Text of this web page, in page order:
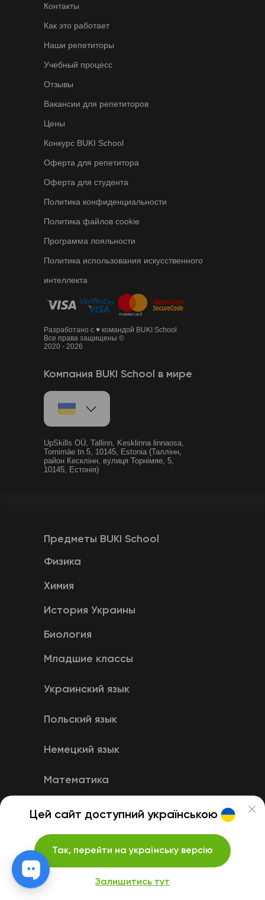
Контакты
Как это работает
Наши репетиторы
Учебный процесс
Отзывы
Вакансии для репетиторов
Цены
Конкурс BUKI School
Оферта для репетитора
Оферта для студента
Политика конфиденциальности
Политика файлов cookie
Программа лояльности
Политика использования искусственного
интеллекта
Разработано с ♥ командой BUKI School
Все права защищены ©
2020 - 2026
Компания BUKI School в мире
UpSkills OÜ, Tallinn, Kesklinna linnaosa,
Tornimäe tn 5, 10145, Estonia (Таллінн,
район Кесклінн, вулиця Торнімяе, 5,
10145, Естонія)
Предметы BUKI School
Физика
Химия
История Украины
Биология
Младшие классы
Украинский язык
Польский язык
Немецкий язык
Математика
Английский язык
Цей сайт доступний українською
Так, перейти на українську версію
Залишитись тут